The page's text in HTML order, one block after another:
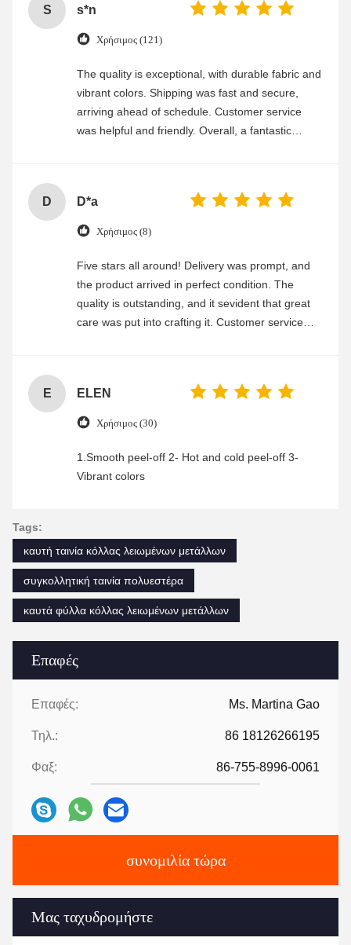
Επαφές
Επαφές: Ms. Martina Gao
Τηλ.: 86 18126266195
Φαξ: 86-755-8996-0061
συνομιλία τώρα
Μας ταχυδρομήστε
S s*n
Χρήσιμος (121)
The quality is exceptional, with durable fabric and
vibrant colors. Shipping was fast and secure,
arriving ahead of schedule. Customer service
was helpful and friendly. Overall, a fantastic
D D*a
Χρήσιμος (8)
Five stars all around! Delivery was prompt, and
the product arrived in perfect condition. The
quality is outstanding, and it sevident that great
care was put into crafting it. Customer service
E ELEN
Χρήσιμος (30)
1.Smooth peel-off 2- Hot and cold peel-off 3-
Vibrant colors
Tags:
καυτή ταινία κόλλας λειωμένων μετάλλων
συγκολλητική ταινία πολυεστέρα
καυτά φύλλα κόλλας λειωμένων μετάλλων